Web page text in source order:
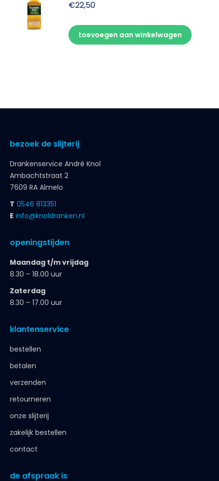
€22,50
toevoegen aan winkelwagen
bezoek de slijterij
Drankenservice André Knol
Ambachtstraat 2
7609 RA Almelo
T 0546 813351
E info@knoldranken.nl
openingstijden
Maandag t/m vrijdag
8.30 – 18.00 uur
Zaterdag
8.30 – 17.00 uur
klantenservice
bestellen
betalen
verzenden
retourneren
onze slijterij
zakelijk bestellen
contact
de afspraak is